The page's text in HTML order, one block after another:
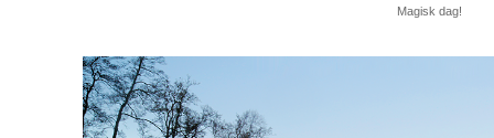
Magisk dag!